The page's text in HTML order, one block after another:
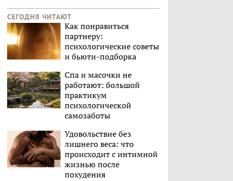
СЕГОДНЯ ЧИТАЮТ
Как понравиться
партнеру:
психологические советы
и бьюти-подборка
Спа и масочки не
работают: большой
практикум
психологической
самозаботы
Удовольствие без
лишнего веса: что
происходит с интимной
жизнью после
похудения